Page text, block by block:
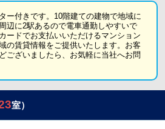
ー付きです。10階建ての建物で地域に
辺に2駅あるので電車通勤しやすいで
ードでお支払いいただけるマンション
の賃貸情報をご提供いたします。お客
ございましたら、お気軽に当社へお問
室）